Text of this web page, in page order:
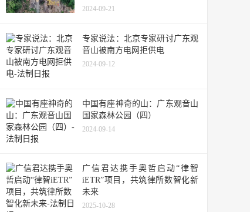
2024-09-21
专家说法：北京专家研讨广东观
音山被南方电网拒供电
2024-09-12
中国有座神奇的山：广东观音山
国家森林公园（四）
2024-09-14
广信君达携手奥哲启动“律智
iETR”项目，共筑律所数智化新
未来
2025-10-28